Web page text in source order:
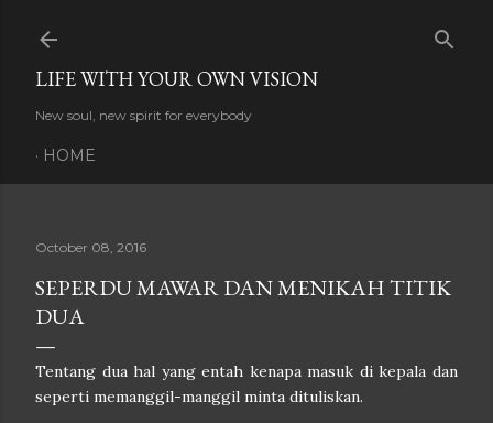
LIFE WITH YOUR OWN VISION
New soul, new spirit for everybody
HOME
October 08, 2016
SEPERDU MAWAR DAN MENIKAH TITIK
DUA
Tentang dua hal yang entah kenapa masuk di kepala dan
seperti memanggil-manggil minta dituliskan.